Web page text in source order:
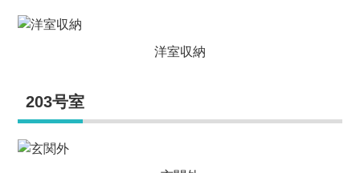
洋室収納
203号室